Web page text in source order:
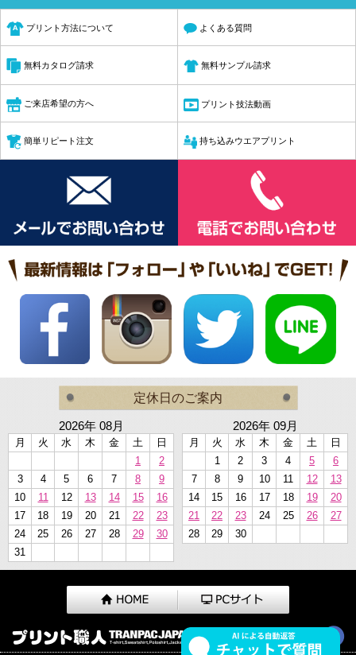
プリント方法について よくある質問
無料カタログ請求 無料サンプル請求
ご来店希望の方へ プリント技法動画
簡単リピート注文 持ち込みウエアプリント
定休日のご案内
2026年 08月
月 火 水 木 金 土
日
1
2
3
4 5 6 7 8
9
10
11 12 13 14 15
16
17
18 19 20 21 22
23
24
25 26 27 28 29
30
31
2026年 09月
月 火 水 木 金 土
日
1
2 3 4 5
6
7
8 9 10 11 12
13
14
15 16 17 18 19
20
21
22 23 24 25 26
27
28
29 30